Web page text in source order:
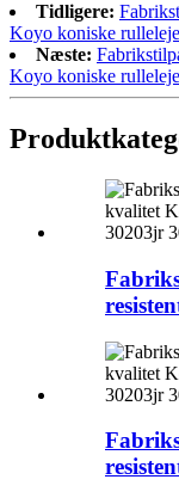
Tidligere:
Koyo koniske
Næste:
Koyo koniske